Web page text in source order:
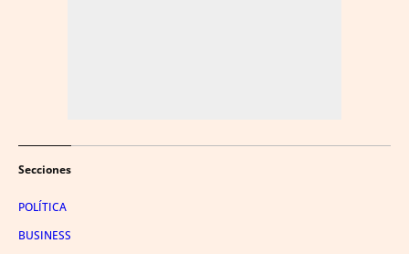
Secciones
POLÍTICA
BUSINESS